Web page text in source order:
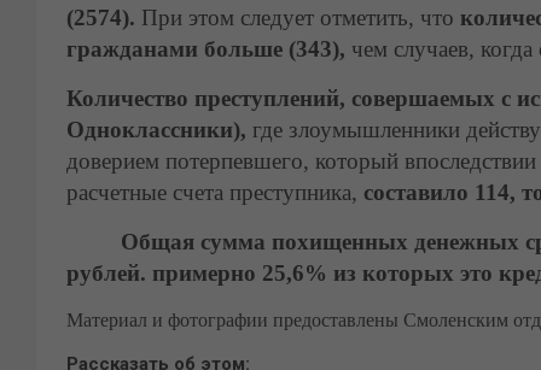
(2574). При этом следует отметить, что
гражданами больше (343), чем случаев,
Количество преступлений, совершаемых с
Одноклассники), где злоумышленники
доверием потерпевшего, который
расчетные счета преступника, составило 114,
Общая сумма похищенных денежных
рублей. примерно 25,6% из которых это
Материал и фотографии предоставлены Смоленским
Рассказать об этом: